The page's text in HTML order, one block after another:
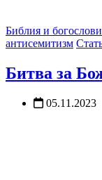
Библия и
антисемитизм
Битва за
05.11.2023